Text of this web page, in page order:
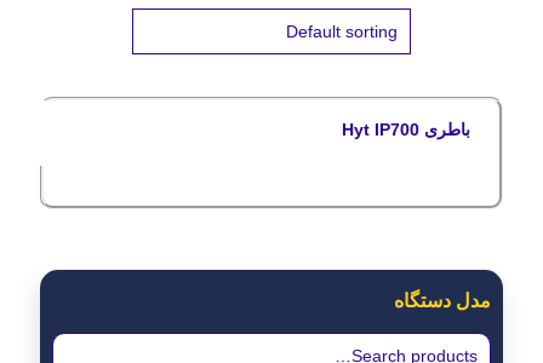
باطری Hyt IP700
مدل دستگاه